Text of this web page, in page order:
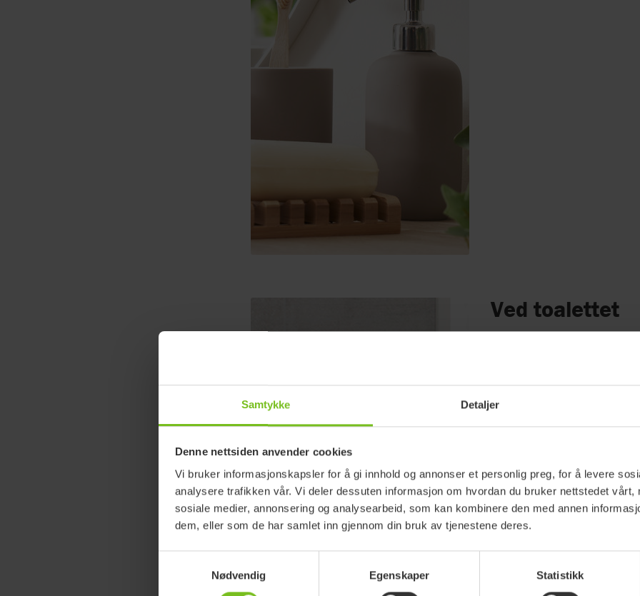
Samtykke Detaljer
Denne nettsiden anvender cookies
Vi bruker informasjonskapsler for å gi innhold og annonser et personlig preg, for å levere
analysere trafikken vår. Vi deler dessuten informasjon om hvordan du bruker nettstedet vårt,
sosiale medier, annonsering og analysearbeid, som kan kombinere den med annen
dem, eller som de har samlet inn gjennom din bruk av tjenestene deres.
Nødvendig
Egenskaper Statistikk
Ved toalettet
Fest armlener til
Hold toalettpapir og
Menn anbefales å sette